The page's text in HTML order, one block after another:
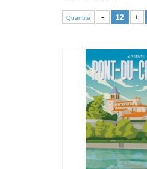
Quantité - +